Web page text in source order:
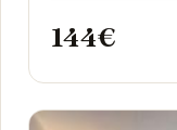
144€